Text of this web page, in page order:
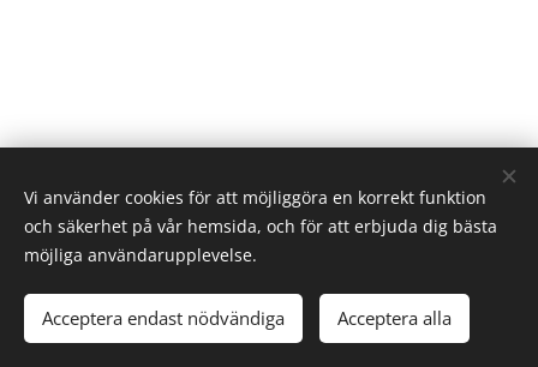
Artikel skriven av Karin Markström
© 2024 Svensk Undulathobby.
Alla rättigheter reserverade.
Skapad medWebnode Cookies
Vi använder cookies för att möjliggöra en korrekt funktion
och säkerhet på vår hemsida, och för att erbjuda dig bästa
möjliga användarupplevelse.
Acceptera endast nödvändiga Acceptera alla